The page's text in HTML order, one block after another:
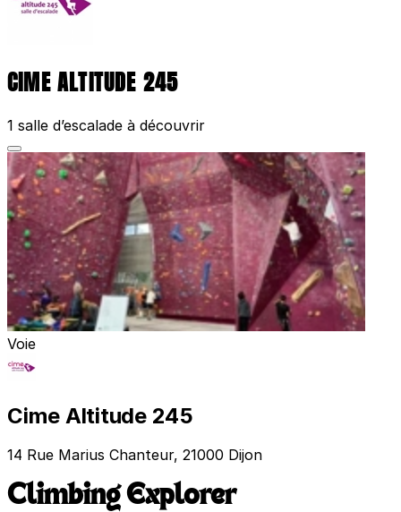
CIME ALTITUDE 245
1 salle d’escalade à découvrir
Voie
Cime Altitude 245
14 Rue Marius Chanteur, 21000 Dijon
Climbing Explorer